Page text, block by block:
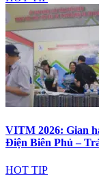
VITM 2026: Gian
Điện Biên Phủ –
HOT TIP